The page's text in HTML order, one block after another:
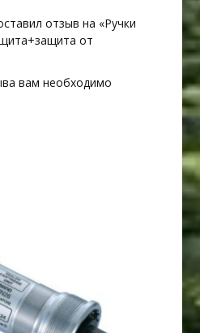
отзыв на «Ручки
от
вам необходимо